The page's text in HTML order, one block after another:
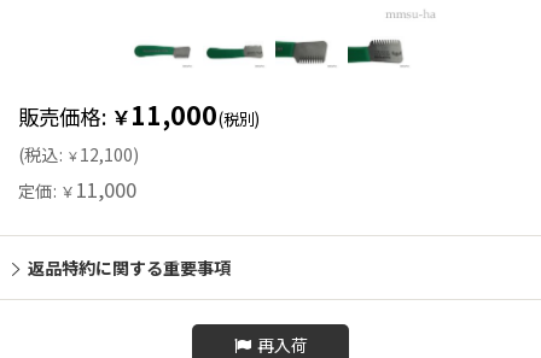
販売価格: ￥11,000(税別)
(税込: ￥12,100)
定価: ￥ 11,000
返品特約に関する重要事項
再入荷